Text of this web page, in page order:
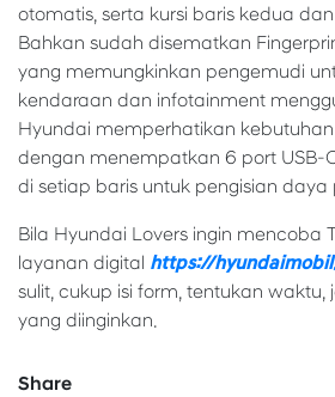
otomatis, serta kursi baris kedua
Bahkan sudah disematkan
yang memungkinkan pengemudi
kendaraan dan infotainment
Hyundai memperhatikan
dengan menempatkan 6 port USB-
di setiap baris untuk pengisian daya
Bila Hyundai Lovers ingin mencoba
layanan digital https://
sulit, cukup isi form, tentukan waktu,
yang diinginkan.
Share